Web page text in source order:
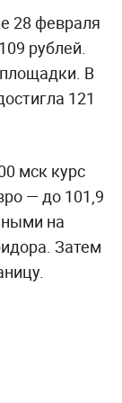
28 февраля
рублей.
В
121
мск курс
— до 101,9
на
Затем